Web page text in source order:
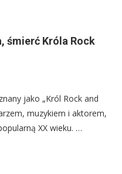
śmierć Króla Rock
jako „Król Rock and
muzykiem i aktorem,
XX wieku. …